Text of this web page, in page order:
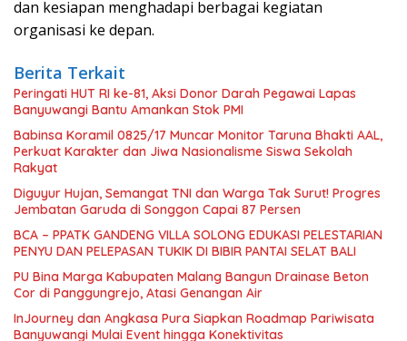
dan kesiapan menghadapi berbagai kegiatan
organisasi ke depan.
Berita Terkait
Peringati HUT RI ke-81, Aksi Donor Darah Pegawai Lapas
Banyuwangi Bantu Amankan Stok PMI
Babinsa Koramil 0825/17 Muncar Monitor Taruna Bhakti AAL,
Perkuat Karakter dan Jiwa Nasionalisme Siswa Sekolah
Rakyat
Diguyur Hujan, Semangat TNI dan Warga Tak Surut! Progres
Jembatan Garuda di Songgon Capai 87 Persen
BCA – PPATK GANDENG VILLA SOLONG EDUKASI PELESTARIAN
PENYU DAN PELEPASAN TUKIK DI BIBIR PANTAI SELAT BALI
PU Bina Marga Kabupaten Malang Bangun Drainase Beton
Cor di Panggungrejo, Atasi Genangan Air
InJourney dan Angkasa Pura Siapkan Roadmap Pariwisata
Banyuwangi Mulai Event hingga Konektivitas